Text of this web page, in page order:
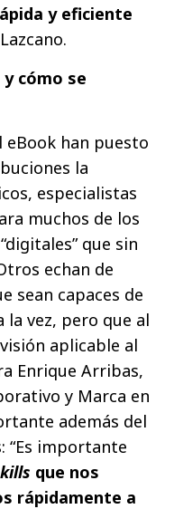
y eficiente
cómo se
han puesto
la
especialistas
muchos de los
que sin
echan de
sean capaces de
vez, pero que al
aplicable al
Enrique Arribas,
y Marca en
además del
“Es importante
que nos
rápidamente a